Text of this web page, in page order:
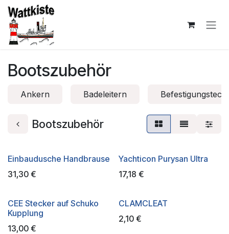
Zum Inhalt springen
Bootszubehör
Ankern Badeleitern
Bootszubehör
Einbaudusche Handbrause
31,30 €
Yachticon Purysan Ultra
17,18 €
CEE Stecker auf Schuko
Kupplung
13,00 €
CLAMCLEAT
2,10€